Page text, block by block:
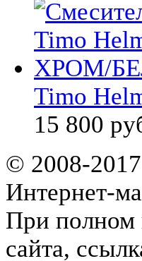
Timo
15 800
© 2008-2017
Интернет-
При полном
сайта,